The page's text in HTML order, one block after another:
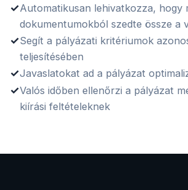
✓Automatikusan lehivatkozza, hogy
dokumentumokból szedte össze a
✓Segít a pályázati kritériumok
teljesítésében
✓Javaslatokat ad a pályázat
✓Valós időben ellenőrzi a pályázat
kiírási feltételeknek